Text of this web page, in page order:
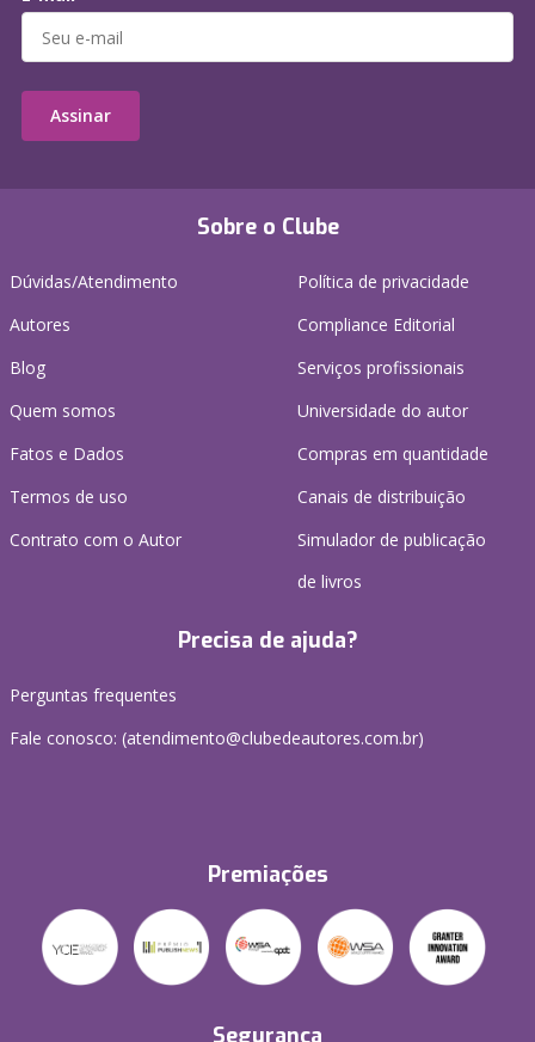
Sobre o Clube
Dúvidas/Atendimento
Autores
Blog
Quem somos
Fatos e Dados
Termos de uso
Contrato com o Autor
Política de privacidade
Compliance Editorial
Serviços profissionais
Universidade do autor
Compras em quantidade
Canais de distribuição
Simulador de publicação
de livros
Precisa de ajuda?
Perguntas frequentes
Fale conosco: (atendimento@clubedeautores.com.br)
Premiações
Segurança
Assinar